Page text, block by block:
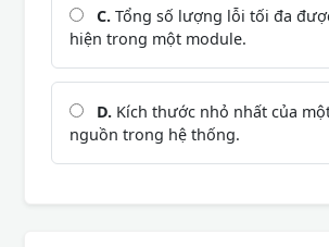
C. Tổng số lượng lỗi tối đa
hiện trong một module.
D. Kích thước nhỏ nhất của
nguồn trong hệ thống.